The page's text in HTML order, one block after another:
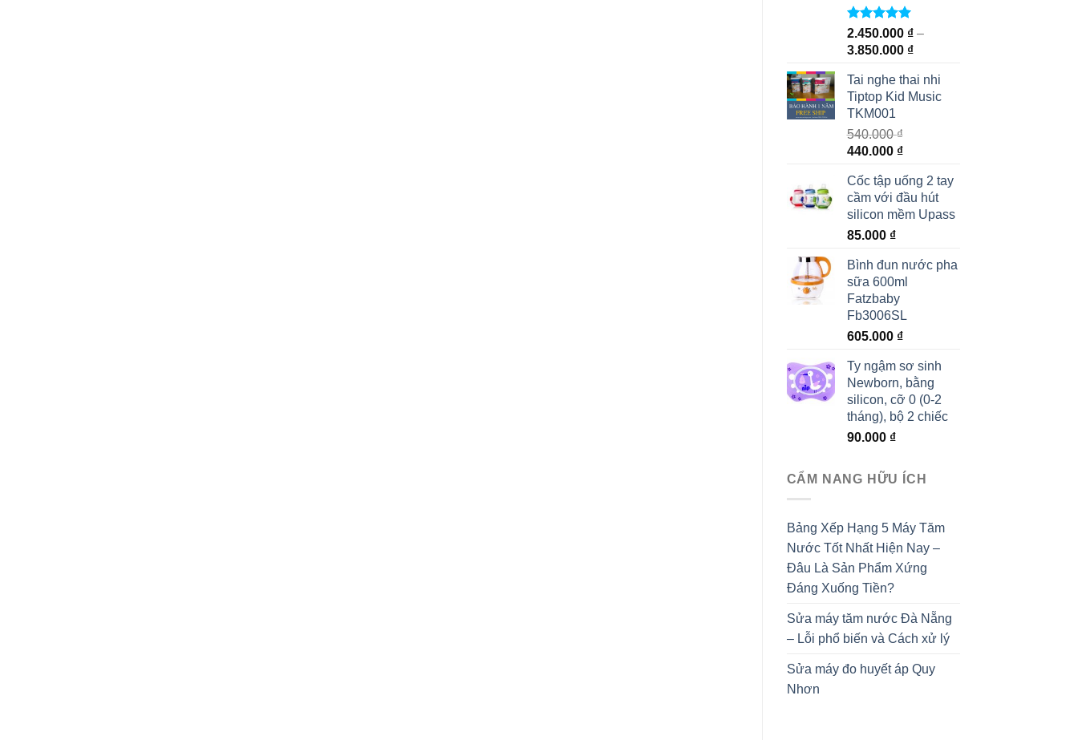
Rated5.00
out of 5
2.450.000 ₫–
3.850.000 ₫
Tai nghe thai nhi
Tiptop Kid Music
TKM001
540.000₫
440.000 ₫
Cốc tập uống 2 tay
cầm với đầu hút
silicon mềm Upass
85.000 ₫
Bình đun nước pha
sữa 600ml
Fatzbaby
Fb3006SL
605.000 ₫
Ty ngậm sơ sinh
Newborn, bằng
silicon, cỡ 0 (0-2
tháng), bộ 2 chiếc
90.000 ₫
CẨM NANG HỮU ÍCH
Bảng Xếp Hạng 5 Máy Tăm
Nước Tốt Nhất Hiện Nay –
Đâu Là Sản Phẩm Xứng
Đáng Xuống Tiền?
Sửa máy tăm nước Đà Nẵng
– Lỗi phổ biến và Cách xử lý
Sửa máy đo huyết áp Quy
Nhơn